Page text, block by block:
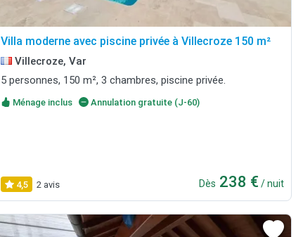
Villa moderne avec piscine privée à Villecroze 150 m²
Villecroze, Var
5 personnes, 150 m², 3 chambres, piscine privée.
Ménage inclus Annulation gratuite (J-60)
4,5 2 avis Dès 238 € / nuit